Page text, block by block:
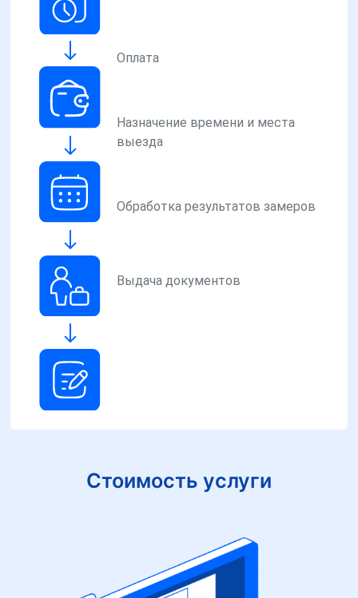
Оплата
Назначение времени и места
выезда
Обработка результатов замеров
Выдача документов
Стоимость услуги